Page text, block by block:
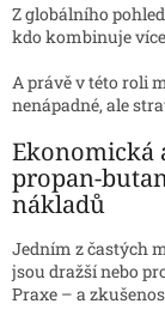
Z globálního
kdo kombinuje
A právě v této roli
nenápadné, ale
Ekonomická
propan-
nákladů
Jedním z častých
jsou dražší nebo
Praxe – a